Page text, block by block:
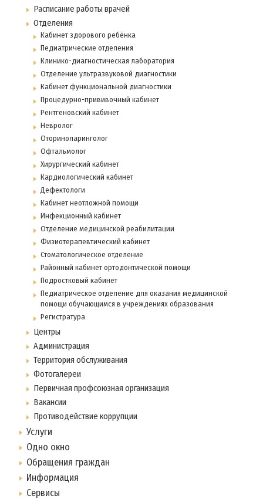
Расписание работы врачей
Отделения
Кабинет здорового ребёнка
Педиатрические отделения
Клинико-диагностическая лаборатория
Отделение ультразвуковой диагностики
Кабинет функциональной диагностики
Процедурно-прививочный кабинет
Рентгеновский кабинет
Невролог
Оториноларинголог
Офтальмолог
Хирургический кабинет
Кардиологический кабинет
Дефектологи
Кабинет неотложной помощи
Инфекционный кабинет
Отделение медицинской реабилитации
Физиотерапевтический кабинет
Стоматологическое отделение
Районный кабинет ортодонтической помощи
Подростковый кабинет
Педиатрическое отделение для оказания медицинской
помощи обучающимся в учреждениях образования
Регистратура
Центры
Администрация
Территория обслуживания
Фотогалереи
Первичная профсоюзная организация
Вакансии
Противодействие коррупции
Услуги
Одно окно
Обращения граждан
Информация
Сервисы